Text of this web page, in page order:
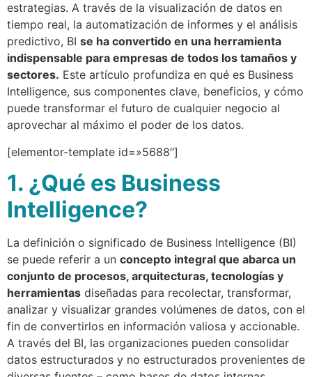
estrategias. A través de la visualización de datos en
tiempo real, la automatización de informes y el análisis
predictivo, BI se ha convertido en una herramienta
indispensable para empresas de todos los tamaños y
sectores. Este artículo profundiza en qué es Business
Intelligence, sus componentes clave, beneficios, y cómo
puede transformar el futuro de cualquier negocio al
aprovechar al máximo el poder de los datos.
[elementor-template id=»5688″]
1. ¿Qué es Business
Intelligence?
La definición o significado de Business Intelligence (BI)
se puede referir a un concepto integral que abarca un
conjunto de procesos, arquitecturas, tecnologías y
herramientas diseñadas para recolectar, transformar,
analizar y visualizar grandes volúmenes de datos, con el
fin de convertirlos en información valiosa y accionable.
A través del BI, las organizaciones pueden consolidar
datos estructurados y no estructurados provenientes de